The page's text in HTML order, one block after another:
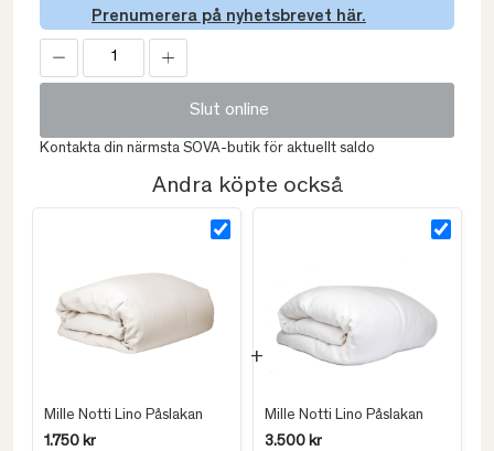
Prenumerera på nyhetsbrevet här.
Slut online
Kontakta din närmsta SOVA-butik för aktuellt saldo
Andra köpte också
Mille Notti Lino Påslakan
1.750 kr
Mille Notti Lino Påslakan
3.500 kr